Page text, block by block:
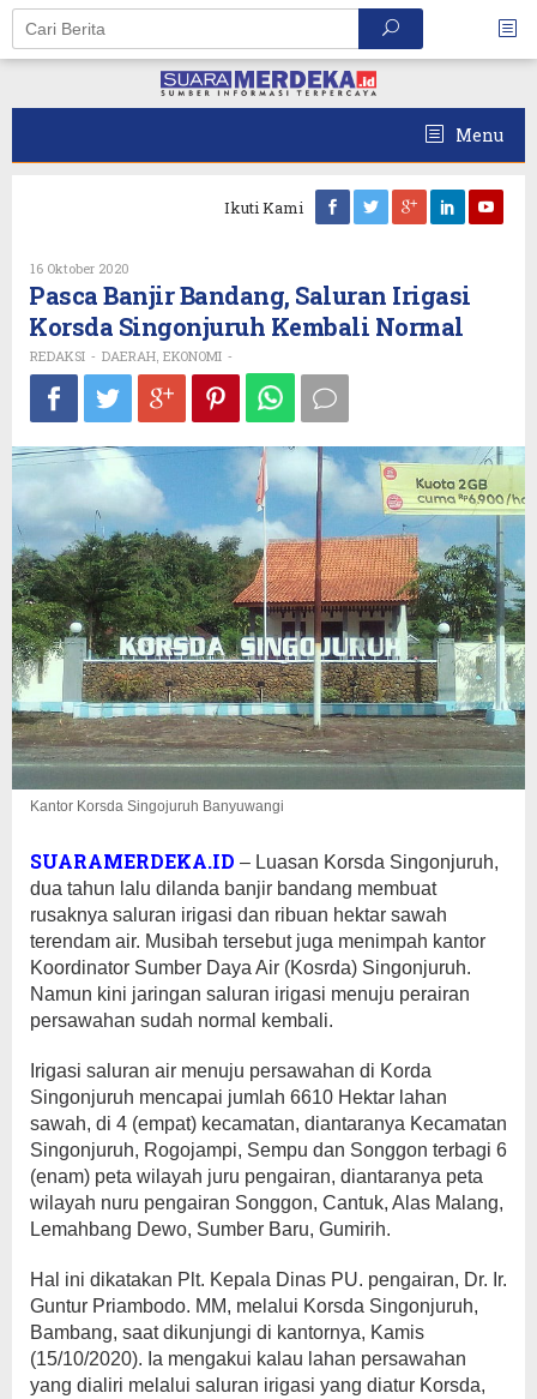
Skip
content
Menu
Ikuti Kami
16 Oktober 2020
REDAKSI
Pasca Banjir Bandang, Saluran Irigasi
Korsda Singonjuruh Kembali Normal
REDAKSI - DAERAH EKONOMI -
Kantor Korsda Singojuruh Banyuwangi
SUARAMERDEKA.ID – Luasan Korsda Singonjuruh,
dua tahun lalu dilanda banjir bandang membuat
rusaknya saluran irigasi dan ribuan hektar sawah
terendam air. Musibah tersebut juga menimpah kantor
Koordinator Sumber Daya Air (Kosrda) Singonjuruh.
Namun kini jaringan saluran irigasi menuju perairan
persawahan sudah normal kembali.
Irigasi saluran air menuju persawahan di Korda
Singonjuruh mencapai jumlah 6610 Hektar lahan
sawah, di 4 (empat) kecamatan, diantaranya Kecamatan
Singonjuruh, Rogojampi, Sempu dan Songgon terbagi 6
(enam) peta wilayah juru pengairan, diantaranya peta
wilayah nuru pengairan Songgon, Cantuk, Alas Malang,
Lemahbang Dewo, Sumber Baru, Gumirih.
Hal ini dikatakan Plt. Kepala Dinas PU. pengairan, Dr. Ir.
Guntur Priambodo. MM, melalui Korsda Singonjuruh,
Bambang, saat dikunjungi di kantornya, Kamis
(15/10/2020). Ia mengakui kalau lahan persawahan
yang dialiri melalui saluran irigasi yang diatur Korsda,